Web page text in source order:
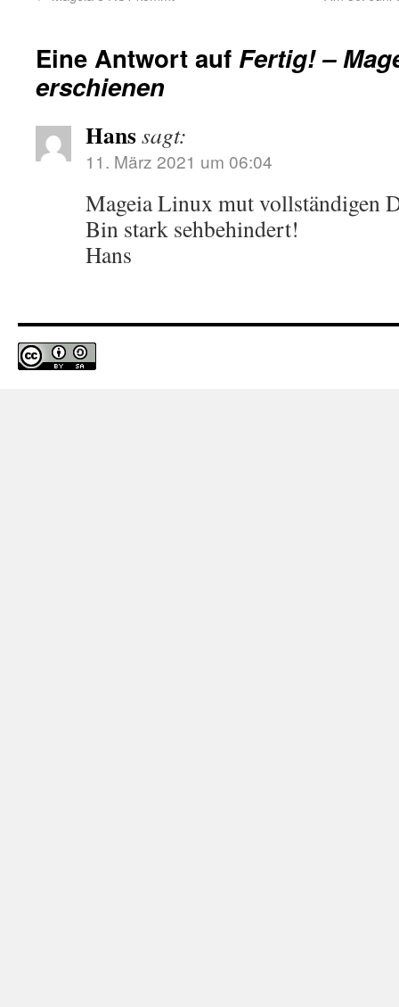
Eine Antwort auf Fertig! –
erschienen
Hanssagt:
11. März 2021 um 06:04
Mageia Linux mut vollständigen
Bin stark sehbehindert!
Hans